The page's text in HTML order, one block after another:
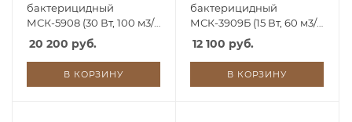
бактерицидный
МСК-5908 (30 Вт, 100 м3/
час)
20 200 руб.
В КОРЗИНУ
бактерицидный
МСК-3909Б (15 Вт, 60 м3/
час)
12 100 руб.
В КОРЗИНУ